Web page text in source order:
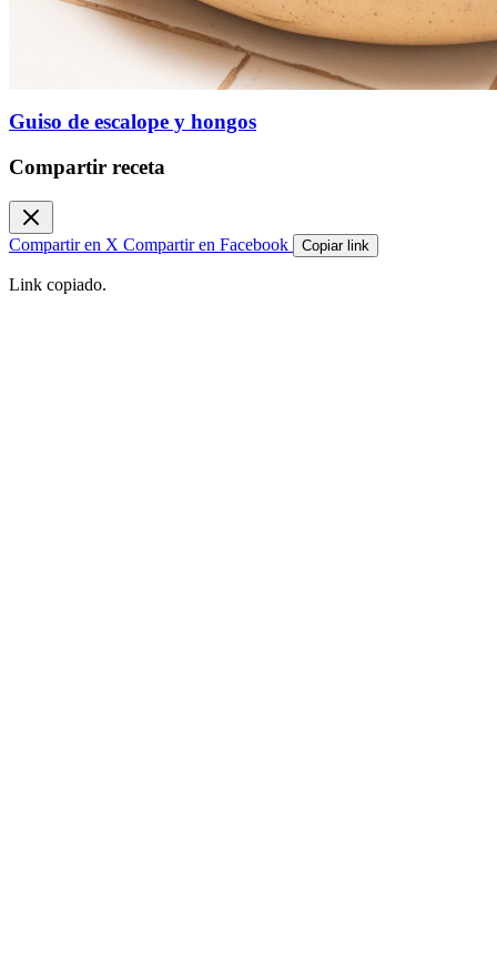
Guiso de escalope y hongos
Compartir receta
Compartir en X Compartir en Facebook Copiar link
Link copiado.